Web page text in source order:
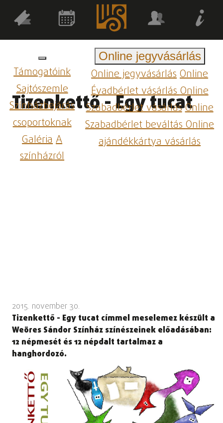
Támogatóink
Sajtószemle
Színházbejárás
csoportoknak
GalériaA
színházról
Online jegyvásárlás
Online jegyvásárlásOnline
Évadbérlet vásárlásOnline
Szabadbérlet vásárlásOnline
Szabadbérlet beváltásOnline
ajándékkártya vásárlás
Tizenkettő - Egy tucat
2015. november 30.
Tizenkettő - Egy tucat címmel meselemez készült a
Weöres Sándor Színház színészeinek előadásában:
12 népmesét és 12 népdalt tartalmaz a
hanghordozó.